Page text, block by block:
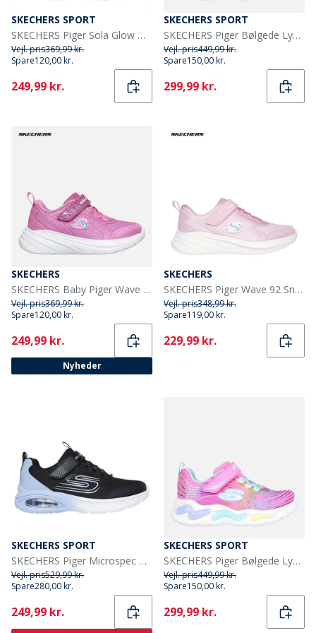
SKECHERS SPORT
SKECHERS Piger Sola Glow Ombre Deluxe Sneakers Sort
Vejl. pris369,99 kr.
Spare120,00 kr.
Current
249,99 kr.
SKECHERS SPORT
SKECHERS Piger Bølgede Lys Sneakers Sort
Vejl. pris449,99 kr.
Spare150,00 kr.
Current
299,99 kr.
SKECHERS
SKECHERS Baby Piger Wave 92 Sneakers Pink
Vejl. pris369,99 kr.
Spare120,00 kr.
Current
249,99 kr.
Nyheder
SKECHERS
SKECHERS Piger Wave 92 Sneakers Lyserød
Vejl. pris348,99 kr.
Spare119,00 kr.
Current
229,99 kr.
SKECHERS SPORT
SKECHERS Piger Microspec Max Advance Fly 3. 0 Sneakers Sort
Vejl. pris529,99 kr.
Spare280,00 kr.
Current
249,99 kr.
SKECHERS SPORT
SKECHERS Piger Bølgede Lys Sneakers Pink
Vejl. pris449,99 kr.
Spare150,00 kr.
Current
299,99 kr.